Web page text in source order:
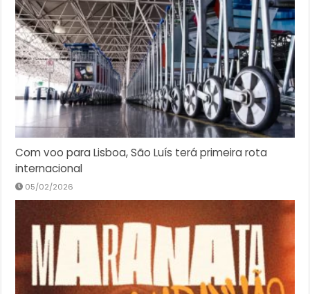
Com voo para Lisboa, São Luís terá primeira rota
internacional
05/02/2026